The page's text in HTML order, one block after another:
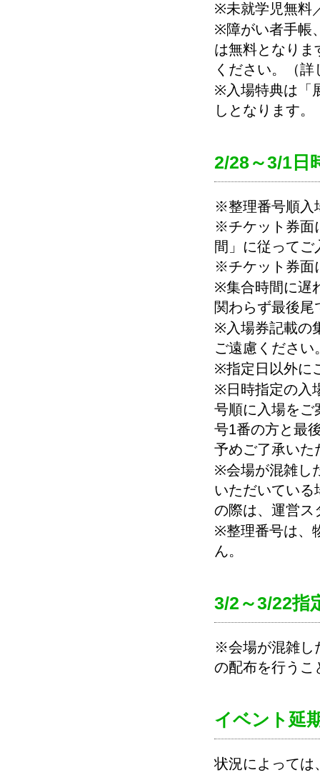
※未就学児無料
※障がい者手帳
は無料となりま
ください。（詳
※入場特典は「
しとなります。
2/28～3/1日
※整理番号順入
※チケット券面
間」に従ってご
※チケット券面
※集合時間に遅
関わらず最後
※入場券記載の
ご遠慮ください
※指定日以外に
※日時指定の入
号順に入場をご
号1番の方と最
予めご了承いた
※会場が混雑し
いただいている
の際は、運営ス
※整理番号は、
ん。
3/2～3/22指
※会場が混雑し
の配布を行うこ
イベント延
状況によっては